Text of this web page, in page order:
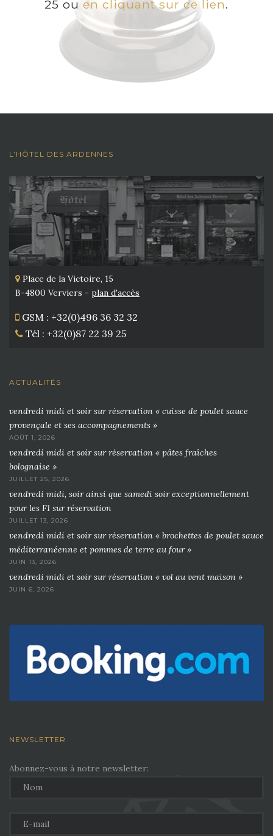
25 ou en cliquant sur ce lien.
L’HÔTEL DES ARDENNES
Place de la Victoire, 15
B-4800 Verviers - plan d'accès
GSM : +32(0)496 36 32 32
Tél : +32(0)87 22 39 25
ACTUALITÉS
vendredi midi et soir sur réservation « cuisse de poulet sauce
provençale et ses accompagnements »
AOÛT 1, 2026
vendredi midi et soir sur réservation « pâtes fraîches
bolognaise »
JUILLET 25, 2026
vendredi midi, soir ainsi que samedi soir exceptionnellement
pour les F1 sur réservation
JUILLET 13, 2026
vendredi midi et soir sur réservation « brochettes de poulet sauce
méditerranéenne et pommes de terre au four »
JUIN 13, 2026
vendredi midi et soir sur réservation « vol au vent maison »
JUIN 6, 2026
NEWSLETTER
Abonnez-vous à notre newsletter: